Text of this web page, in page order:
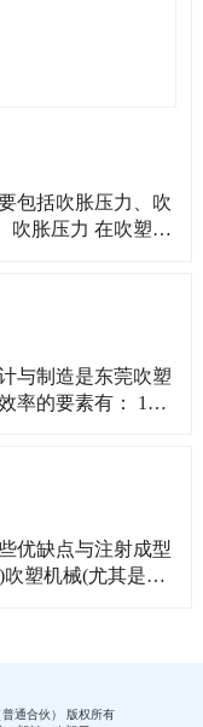
包括吹胀压力、吹
吹胀压力 在吹塑过
空气压力取决于塑
～1．OM
与制造是东莞吹塑
率的要素有： 1、
金。由于该金属的
优缺点与注射成型
塑机械(尤其是东
通合伙） 版权所有